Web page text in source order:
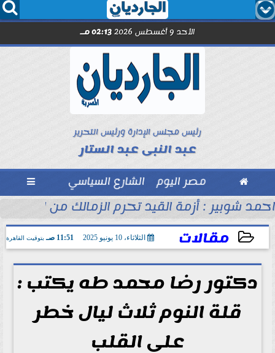
  
الأحد 9 أغسطس 2026 02:13 مـ
رئيس مجلس الإدارة ورئيس التحرير
عبد النبى عبد الستار
 مصر اليوم الشارع السياسي 
39
احمد شوبير : أزمة القيد تحرم الزمالك من
مقالات الثلاثاء، 10 يونيو 2025 11:51 صـ بتوقيت القاهرة
2025-06-10 11:51:05
دكتور رضا محمد طه يكتب :
قلة النوم ثلاث ليال خطر
على القلب